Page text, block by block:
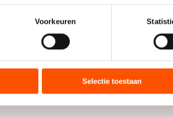
door het actief te scannen op specifieke
gegevens worden verwerkt en stel uw
of intrekken in de Cookieverklaring.
over uw gebruik van onze site met onze
met andere gegevens die u aan hen
kunnen gegevens doorgeven aan landen
geldt volgens de GDPR. Door op ‘Toestaan’
Voorkeuren
Selectie toestaan
bevestiging uitnodiging